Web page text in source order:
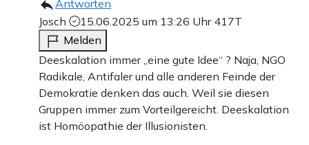
Antworten
Josch
15.06.2025 um 13:26 Uhr 417T
Melden
Deeskalation immer „eine gute Idee“ ? Naja, NGO
Radikale, Antifaler und alle anderen Feinde der
Demokratie denken das auch. Weil sie diesen
Gruppen immer zum Vorteilgereicht. Deeskalation
ist Homöopathie der Illusionisten.